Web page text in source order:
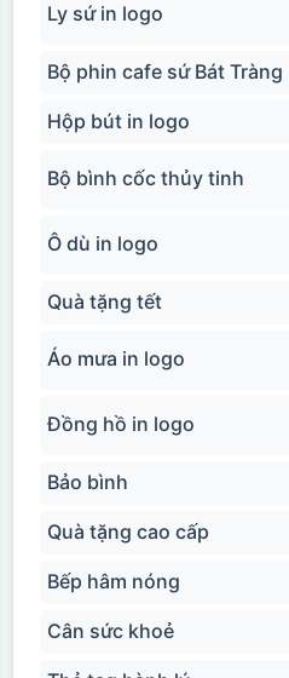
Ly sứ in logo
Bộ phin cafe sứ Bát Tràng
Hộp bút in logo
Bộ bình cốc thủy tinh
Ô dù in logo
Quà tặng tết
Áo mưa in logo
Đồng hồ in logo
Bảo bình
Quà tặng cao cấp
Bếp hâm nóng
Cân sức khoẻ